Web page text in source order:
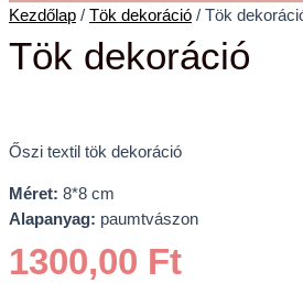
Kezdőlap / Tök dekoráció / Tök
Tök dekoráció
Őszi textil tök dekoráció
Méret: 8*8 cm
Alapanyag: paumtvászon
1300,00 Ft